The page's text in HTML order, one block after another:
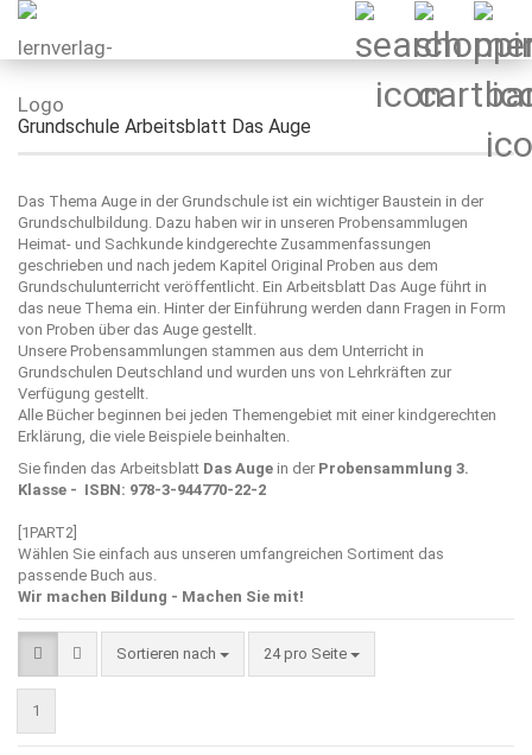
Grundschule Arbeitsblatt Das Auge
Das Thema Auge in der Grundschule ist ein wichtiger Baustein in der
Grundschulbildung. Dazu haben wir in unseren Probensammlugen
Heimat- und Sachkunde kindgerechte Zusammenfassungen
geschrieben und nach jedem Kapitel Original Proben aus dem
Grundschulunterricht veröffentlicht. Ein Arbeitsblatt Das Auge führt in
das neue Thema ein. Hinter der Einführung werden dann Fragen in Form
von Proben über das Auge gestellt.
Unsere Probensammlungen stammen aus dem Unterricht in
Grundschulen Deutschland und wurden uns von Lehrkräften zur
Verfügung gestellt.
Alle Bücher beginnen bei jeden Themengebiet mit einer kindgerechten
Erklärung, die viele Beispiele beinhalten.
Sie finden das Arbeitsblatt Das Auge in der Probensammlung 3.
Klasse - ISBN: 978-3-944770-22-2
[1PART2]
Wählen Sie einfach aus unseren umfangreichen Sortiment das
passende Buch aus.
Wir machen Bildung - Machen Sie mit!
Sortieren nach
Sortieren nach 24 pro Seite
pro Seite
1